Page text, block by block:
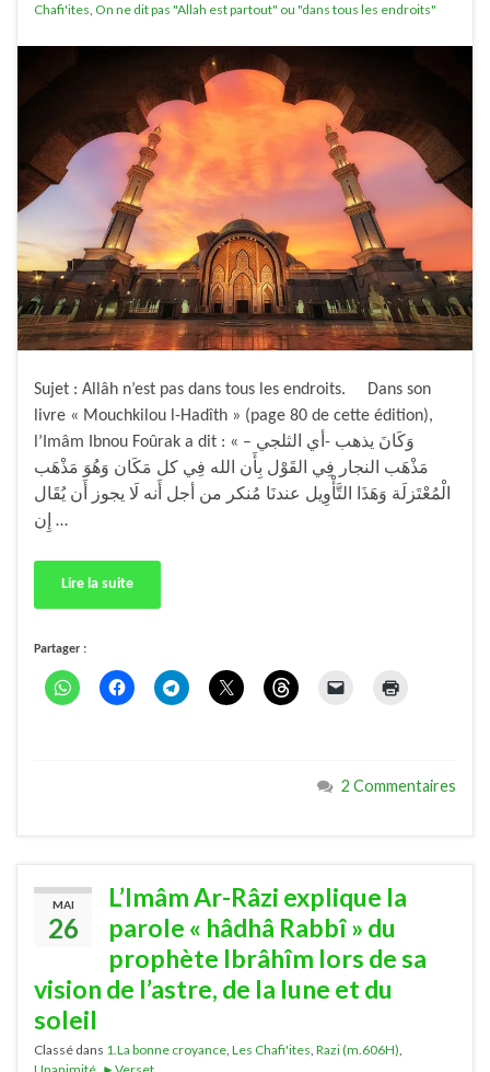
Chafi'ites, On ne dit pas "Allah est partout" ou "dans tous les endroits"
Sujet : Allâh n’est pas dans tous les endroits. Dans son
livre « Mouchkilou l-Hadîth » (page 80 de cette édition),
l’Imâm Ibnou Foûrak a dit : « وَكَانَ يذهب -أي الثلجي –
مَذْهَب النجار فِي القَوْل بِأَن الله فِي كل مَكَان وَهُوَ مَذْهَب
الْمُعْتَزلَة وَهَذَا التَّأْوِيل عندنَا مُنكر من أجل أَنه لَا يجوز أَن يُقَال
إِن …
Lire la suite
Partager :
2 Commentaires
MAI
26
L’Imâm Ar-Râzi explique la
parole « hâdhâ Rabbî » du
prophète Ibrâhîm lors de sa
vision de l’astre, de la lune et du
soleil
Classé dans 1.La bonne croyance Les Chafi'ites Razi (m.606H)